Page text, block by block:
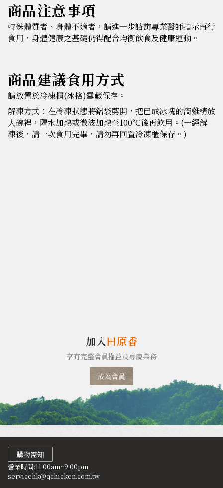
商品注意事項
特殊體質者、身體不適者，請進一步諮詢專業醫師指示再行
食用，身體健康之基礎仍得配合均衡飲食及健康運動。
商品建議食用方式
請放置於冷凍櫃(冰格)雪藏保存。
解凍方式：在冷凍狀態將鋁袋剪開，把已成冰塊的滴雞精放
入碗裡，隔水加熱或微波加熱至100°C後再飲用。(一經解
凍後，請一次食用完畢，請勿再回置冷凍櫃保存。)
加入田原香
享有完整會員權益及專屬業務
成為會員
購物需知
營業時間:11:00am~9:00pm
servicehk@qchicken.com.tw